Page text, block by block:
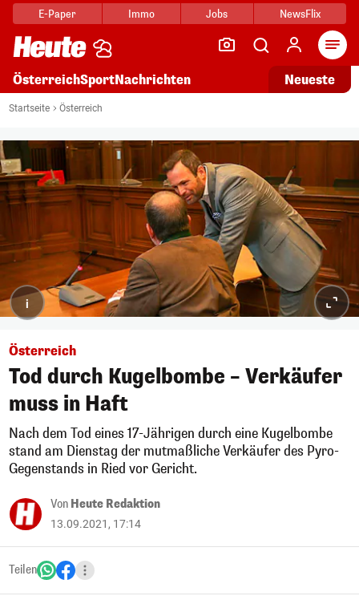
E-Paper Immo Jobs NewsFlix
ÖsterreichSportNachrichten Neueste
Startseite Österreich
i
Österreich
Tod durch Kugelbombe – Verkäufer
muss in Haft
Nach dem Tod eines 17-Jährigen durch eine Kugelbombe
stand am Dienstag der mutmaßliche Verkäufer des Pyro-
Gegenstands in Ried vor Gericht.
Von Heute Redaktion
13.09.2021, 17:14
Teilen